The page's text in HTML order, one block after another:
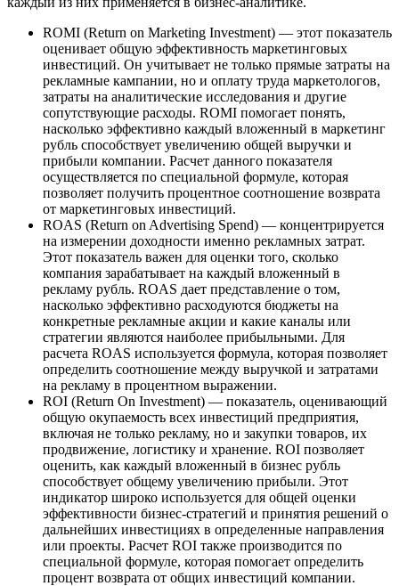
ROMI (Return on Marketing Investment) — этот показатель
оценивает общую эффективность маркетинговых
инвестиций. Он учитывает не только прямые затраты на
рекламные кампании, но и оплату труда маркетологов,
затраты на аналитические исследования и другие
сопутствующие расходы. ROMI помогает понять,
насколько эффективно каждый вложенный в маркетинг
рубль способствует увеличению общей выручки и
прибыли компании. Расчет данного показателя
осуществляется по специальной формуле, которая
позволяет получить процентное соотношение возврата
от маркетинговых инвестиций.
ROAS (Return on Advertising Spend) — концентрируется
на измерении доходности именно рекламных затрат.
Этот показатель важен для оценки того, сколько
компания зарабатывает на каждый вложенный в
рекламу рубль. ROAS дает представление о том,
насколько эффективно расходуются бюджеты на
конкретные рекламные акции и какие каналы или
стратегии являются наиболее прибыльными. Для
расчета ROAS используется формула, которая позволяет
определить соотношение между выручкой и затратами
на рекламу в процентном выражении.
ROI (Return On Investment) — показатель, оценивающий
общую окупаемость всех инвестиций предприятия,
включая не только рекламу, но и закупки товаров, их
продвижение, логистику и хранение. ROI позволяет
оценить, как каждый вложенный в бизнес рубль
способствует общему увеличению прибыли. Этот
индикатор широко используется для общей оценки
эффективности бизнес-стратегий и принятия решений о
дальнейших инвестициях в определенные направления
или проекты. Расчет ROI также производится по
специальной формуле, которая помогает определить
процент возврата от общих инвестиций компании.